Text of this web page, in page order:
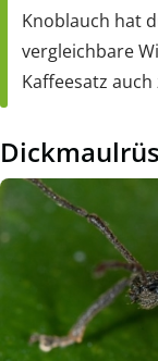
Knoblauch hat
vergleichbare
Kaffeesatz